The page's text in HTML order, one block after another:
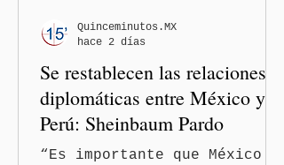
señalados como
discriminatorios hacia
hombres y personas adultas
mayores.
Se restablecen las relaciones
diplomáticas entre México y
Perú: Sheinbaum Pardo
“Es importante que México
Quinceminutos.MX
hace 2 días